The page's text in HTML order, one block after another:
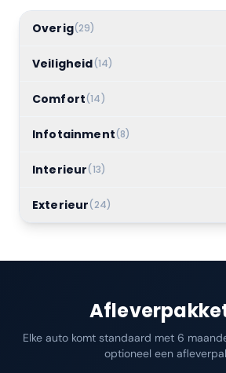
Overig(29)
Veiligheid(14)
Comfort(14)
Infotainment(8)
Interieur(13)
Exterieur(24)
Elke auto komt standaard met 6
optioneel een